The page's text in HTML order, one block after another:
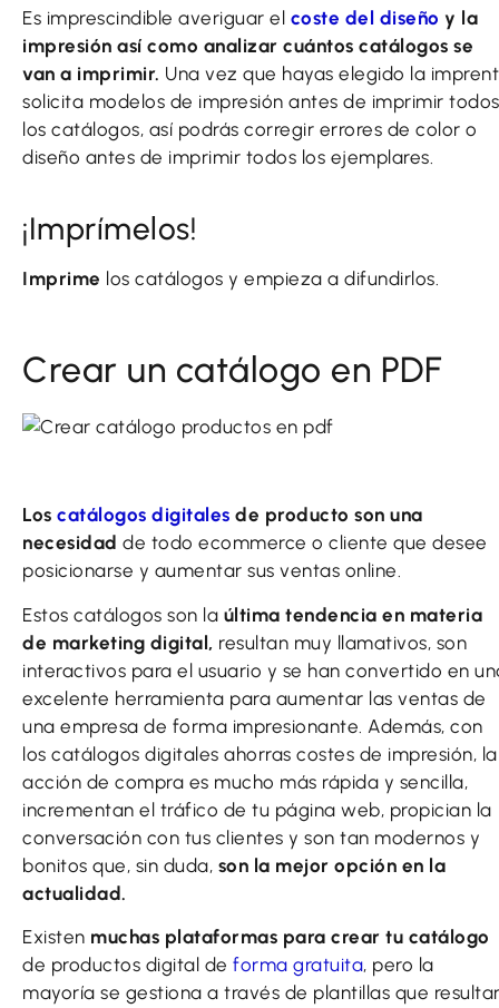
Es imprescindible averiguar el coste del diseño y la
impresión así como analizar cuántos catálogos se
van a imprimir. Una vez que hayas elegido la
solicita modelos de impresión antes de imprimir todos
los catálogos, así podrás corregir errores de color o
diseño antes de imprimir todos los ejemplares.
¡Imprímelos!
Imprime los catálogos y empieza a difundirlos.
Crear un catálogo en PDF
Los catálogos digitales de producto son una
necesidad de todo ecommerce o cliente que desee
posicionarse y aumentar sus ventas online.
Estos catálogos son la última tendencia en materia
de marketing digital, resultan muy llamativos, son
interactivos para el usuario y se han convertido en
excelente herramienta para aumentar las ventas de
una empresa de forma impresionante. Además, con
los catálogos digitales ahorras costes de impresión, la
acción de compra es mucho más rápida y sencilla,
incrementan el tráfico de tu página web, propician la
conversación con tus clientes y son tan modernos y
bonitos que, sin duda, son la mejor opción en la
actualidad.
Existen muchas plataformas para crear tu catálogo
de productos digital de forma gratuita, pero la
mayoría se gestiona a través de plantillas que